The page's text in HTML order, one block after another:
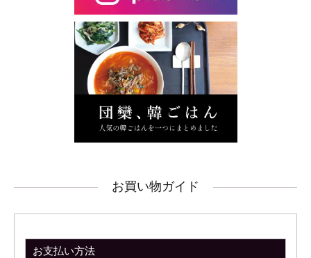
お買い物ガイド
お支払い方法